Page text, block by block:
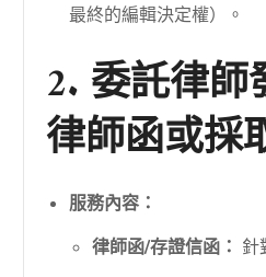
最終的編輯決定權）。
2. 委託律師
律師函或採
服務內容：
律師函/存證信函： 針